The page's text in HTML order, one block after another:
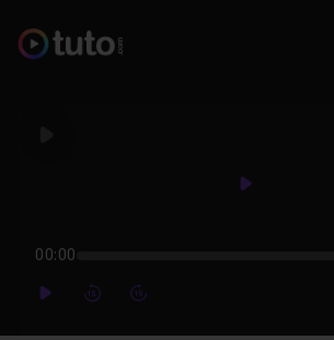
Play
00:00
ForwardForward